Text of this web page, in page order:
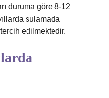
duruma göre 8-12
sulamada
edilmektedir.